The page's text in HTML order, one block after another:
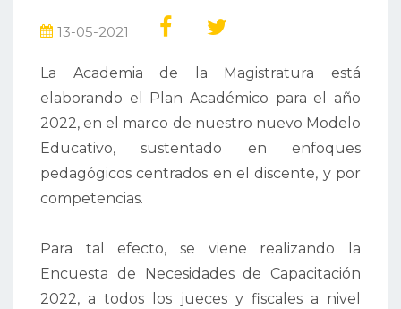
13-05-2021
La Academia de la Magistratura está
elaborando el Plan Académico para el año
2022, en el marco de nuestro nuevo Modelo
Educativo, sustentado en enfoques
pedagógicos centrados en el discente, y por
competencias.
Para tal efecto, se viene realizando la
Encuesta de Necesidades de Capacitación
2022, a todos los jueces y fiscales a nivel